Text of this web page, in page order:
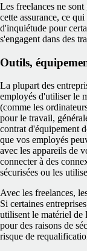
Les freelances ne
cette assurance, ce
d'inquiétude pour
s'engagent dans des
Outils,
La plupart des
employés d'utiliser le
(comme les
pour le travail,
contrat d'équipement
que vos employés
avec les appareils de
connecter à des
sécurisées ou les
Avec les freelances,
Si certaines
utilisent le matériel de
pour des raisons de
risque de